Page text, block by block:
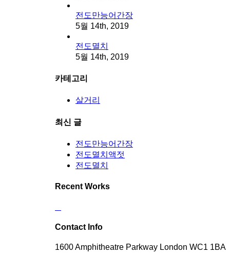
전도만능어간장
5월 14th, 2019
전도멸치
5월 14th, 2019
카테고리
살거리
최신 글
전도만능어간장
전도멸치액젓
전도멸치
Recent Works
Contact Info
1600 Amphitheatre Parkway London WC1 1BA